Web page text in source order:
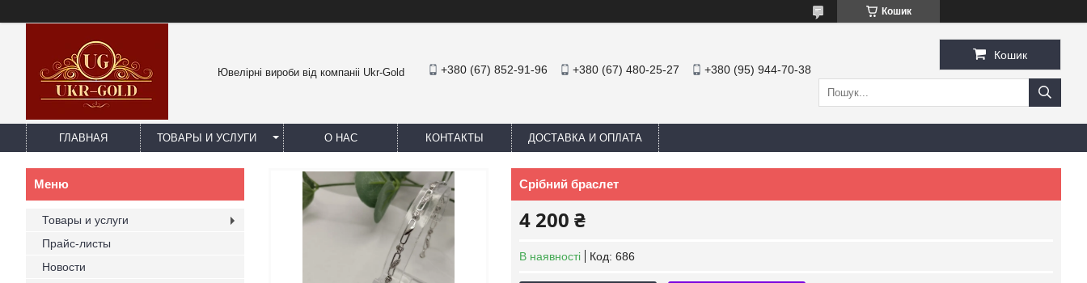
Кошик
Ювелірні вироби від компаніі Ukr-Gold +380 (67) 852-91-96 +380 (67) 480-25-27 +380 (95) 944-70-38
Кошик
ГЛАВНАЯ ТОВАРЫ И УСЛУГИ О НАС КОНТАКТЫ ДОСТАВКА И ОПЛАТА
Срібний браслет
4 200 ₴
В наявності Код: 686
Товары и услуги
Прайс-листы
Новости